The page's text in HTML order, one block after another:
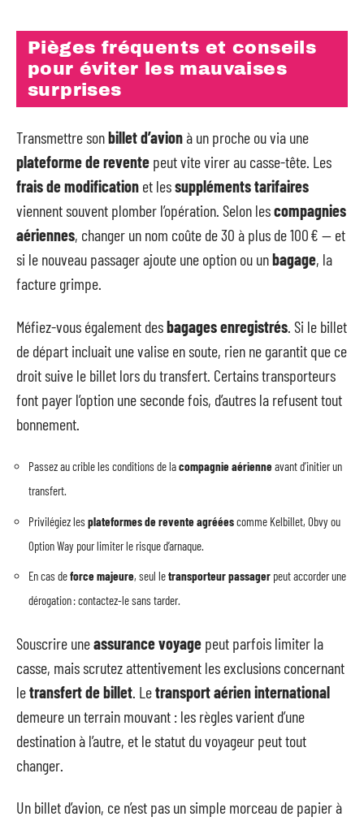
Pièges fréquents et conseils
pour éviter les mauvaises
surprises
Transmettre sonbillet d’avionà un proche ou via une
plateforme de revente peut vite virer au casse-tête. Les
frais de modification et lessuppléments tarifaires
viennent souvent plomber l’opération. Selon lescompagnies
aériennes, changer un nom coûte de 30 à plus de 100 € — et
si le nouveau passager ajoute une option ou unbagage, la
facture grimpe.
Méfiez-vous également desbagages enregistrés . Si le billet
de départ incluait une valise en soute, rien ne garantit que ce
droit suive le billet lors du transfert. Certains transporteurs
font payer l’option une seconde fois, d’autres la refusent tout
bonnement.
Passez au crible les conditions de lacompagnie aérienneavant d’initier un
transfert.
Privilégiez les plateformes de revente agrééescomme Kelbillet, Obvy ou
Option Way pour limiter le risque d’arnaque.
En cas deforce majeure, seul letransporteur passager peut accorder une
dérogation : contactez-le sans tarder.
Souscrire uneassurance voyage peut parfois limiter la
casse, mais scrutez attentivement les exclusions concernant
letransfert de billet . Letransport aérien international
demeure un terrain mouvant : les règles varient d’une
destination à l’autre, et le statut du voyageur peut tout
changer.
Un billet d’avion, ce n’est pas un simple morceau de papier à